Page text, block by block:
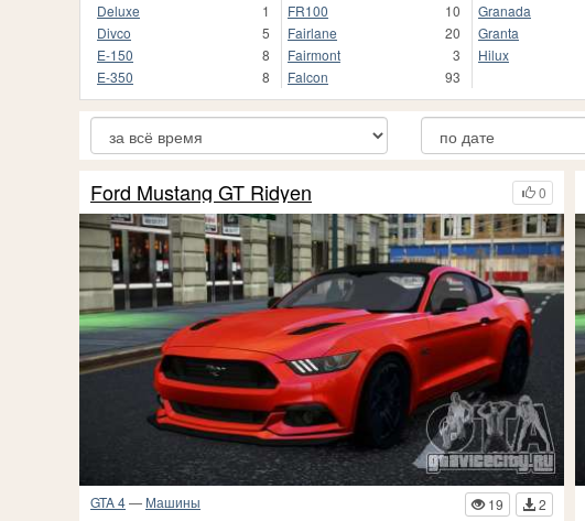
Deluxe
1
Divco
5
E-150
8
E-350
8
FR100
10
Fairlane
20
Fairmont
3
Falcon
93
Granada
Granta
Hilux
0
Ford Mustang GT Ridyen
GTA 4— Машины 19
2